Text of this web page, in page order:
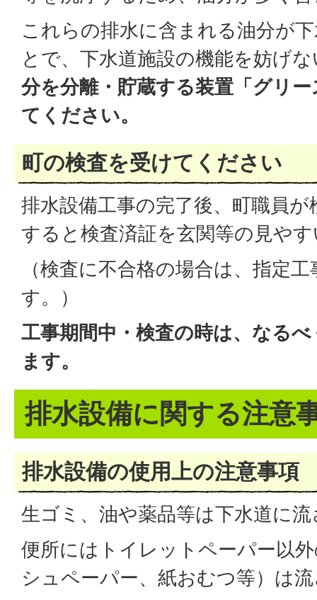
これらの排水に含まれる油分が
とで、下水道施設の機能を妨げ
分を分離・貯蔵する装置「グリ
てください。
町の検査を受けてください
排水設備工事の完了後、町職員
すると検査済証を玄関等の見や
（検査に不合格の場合は、指定
す。）
工事期間中・検査の時は、なる
ます。
排水設備に関する注意
排水設備の使用上の注意事項
生ゴミ、油や薬品等は下水道に
便所にはトイレットペーパー以
シュペーパー、紙おむつ等）は